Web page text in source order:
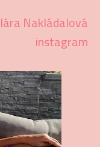
Nakládalová
instagram